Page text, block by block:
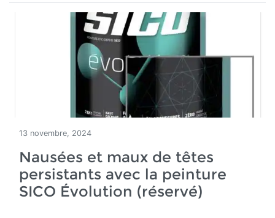
13 novembre, 2024
Nausées et maux de têtes
persistants avec la peinture
SICO Évolution (réservé)